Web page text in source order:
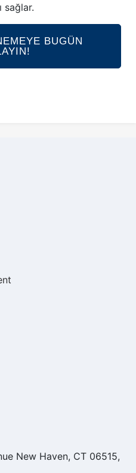
sağlar.
BUGÜN
New Haven, CT 06515,